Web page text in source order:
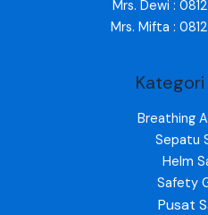
Mrs. Dewi :
Mrs. Mifta :
Breathing
Sepatu
Helm
Safety
Pusat